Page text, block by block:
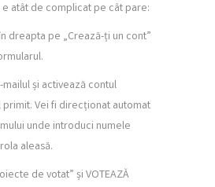
e atât de complicat pe cât pare:
dreapta pe „Crează-ți un cont”
și activează contul
primit. Vei fi direcționat automat
unde introduci numele
aleasă.
de votat” și VOTEAZĂ